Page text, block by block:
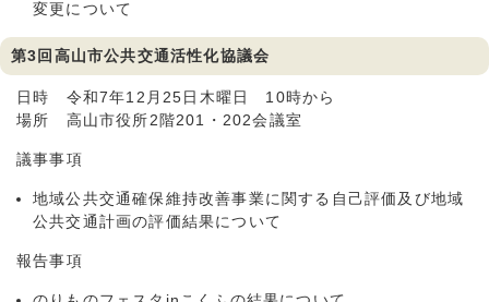
変更について
第3回高山市公共交通活性化協議会
日時 令和7年12月25日木曜日 10時から
場所 高山市役所2階201・202会議室
議事事項
地域公共交通確保維持改善事業に関する自己評価及び地域
公共交通計画の評価結果について
報告事項